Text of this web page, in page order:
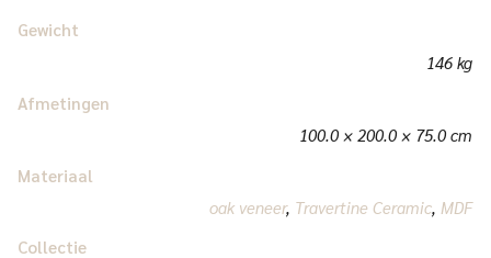
Gewicht
146 kg
Afmetingen
100.0 × 200.0 × 75.0 cm
Materiaal
oak veneer, Travertine Ceramic, MDF
Collectie